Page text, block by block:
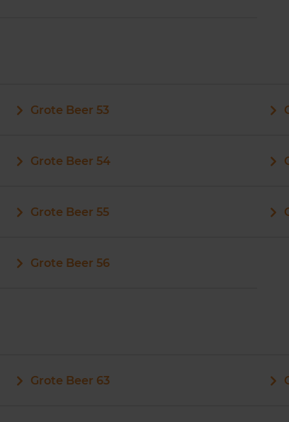
Grote Beer 53
Grote Beer 54
Grote Beer 55
Grote Beer 56
Grote Beer 63